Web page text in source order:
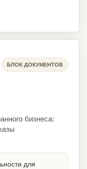
БЛОК ДОКУМЕНТОВ
бизнеса:
для